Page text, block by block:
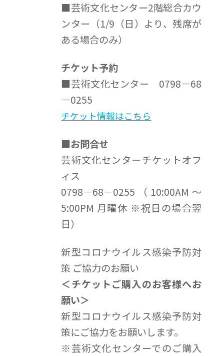
■芸術文化センター2階総合カウ
ンター（1/9（日）より、残席が
ある場合のみ）
チケット予約
■芸術文化センター 0798－68
－0255
チケット情報はこちら
■お問合せ
芸術文化センターチケットオフ
ィス
0798－68－0255（10:00AM～
5:00PM 月曜休 ※祝日の場合翌
日）
新型コロナウイルス感染予防対
策 ご協力のお願い
＜チケットご購入のお客様へお
願い＞
新型コロナウイルス感染予防対
策にご協力をお願いします。
※芸術文化センターでのご購入